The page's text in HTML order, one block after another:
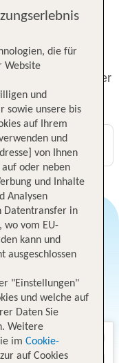
und im Ski-
Club",
schöner
7 TUI Service
die für
Website
und
sowie unsere bis
auf Ihrem
und
von Ihnen
oder neben
und Inhalte
Analysen
Datentransfer in
wo vom EU-
kann und
ausgeschlossen
"Einstellungen"
und welche auf
Daten Sie
Weitere
im Cookie-
auf Cookies